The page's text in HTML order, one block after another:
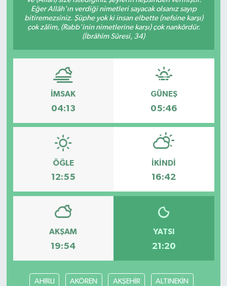
Eğer Allâh'ın verdiği nimetleri sayacak olsanız sayıp
bitiremezsiniz. Şüphe yok ki insan elbette (nefsine karşı)
çok zâlim, (Rabb'inin nimetlerine karşı) çok nankördür.
(İbrâhîm Sûresi, 34)
İMSAK
04:13
GÜNEŞ
05:46
ÖĞLE
12:55
İKINDI
16:42
AKŞAM
19:54
YATSI
21:20
AHIRLI AKÖREN AKŞEHİR ALTINEKİN
SAĞLIK
KEŞFET
POPÜLER
DÜNYA
TREND
TEKNOLOJİ
YAŞAM